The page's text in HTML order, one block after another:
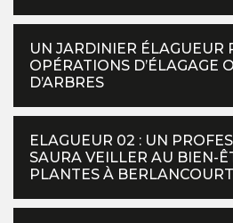
UN JARDINIER ÉLAGUEUR
OPÉRATIONS D’ÉLAGAGE
D’ARBRES
ELAGUEUR 02 : UN
SAURA VEILLER AU BIEN-
PLANTES À BERLANCOURT